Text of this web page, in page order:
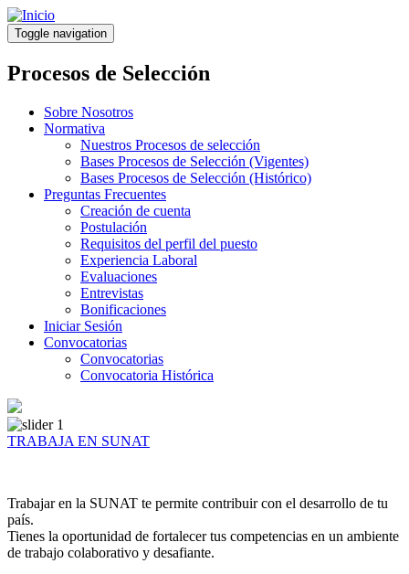
Pasar
al
contenido
principal
Toggle navigation
Procesos de Selección
Sobre Nosotros
Normativa
Nuestros Procesos de selección
Bases Procesos de Selección (Vigentes)
Bases Procesos de Selección (Histórico)
Preguntas Frecuentes
Creación de cuenta
Postulación
Requisitos del perfil del puesto
Experiencia Laboral
Evaluaciones
Entrevistas
Bonificaciones
Iniciar Sesión
Convocatorias
Convocatorias
Convocatoria Histórica
TRABAJA EN SUNAT
Trabajar en la SUNAT te permite contribuir con el desarrollo de tu
país.
Tienes la oportunidad de fortalecer tus competencias en un ambiente
de trabajo colaborativo y desafiante.